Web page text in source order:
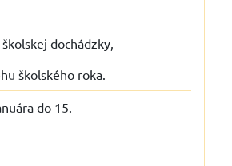
dochádzky,
školského roka.
do 15.